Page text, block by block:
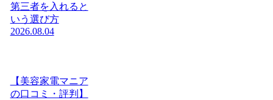
第三者を入れると
いう選び方
2026.08.04
【美容家電マニア
の口コミ・評判】